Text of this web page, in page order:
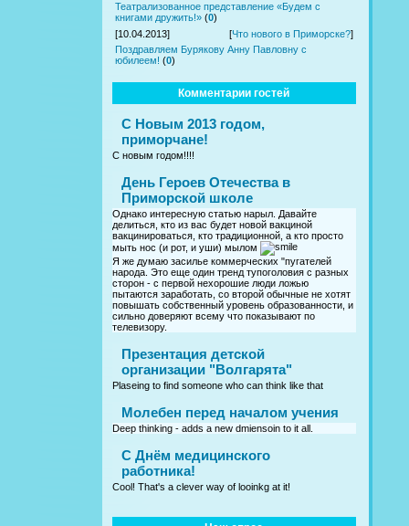
Театрализованное представление «Будем с
книгами дружить!» (0)
[10.04.2013]
[Что нового в Приморске?]
Поздравляем Бурякову Анну Павловну с
юбилеем! (0)
Комментарии гостей
С Новым 2013 годом,
приморчане!
С новым годом!!!!
День Героев Отечества в
Приморской школе
Однако интересную статью нарыл. Давайте
делиться, кто из вас будет новой вакциной
вакцинироваться, кто традиционной, а кто просто
мыть нос (и рот, и уши) мылом
Я же думаю засилье коммерческих "пугателей
народа. Это еще один тренд тупоголовия с разных
сторон - с первой нехорошие люди ложью
пытаются заработать, со второй обычные не хотят
повышать собственный уровень образованности, и
сильно доверяют всему что показывают по
телевизору.
Презентация детской
организации "Волгарята"
Plaseing to find someone who can think like that
Молебен перед началом учения
Deep thinking - adds a new dmiensoin to it all.
C Днём медицинского
работника!
Cool! That's a clever way of looinkg at it!